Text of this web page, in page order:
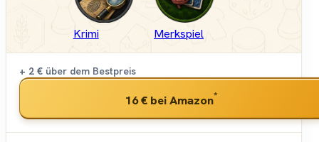
Krimi Merkspiel
+ 2 € über dem Bestpreis
16 € bei Amazon*